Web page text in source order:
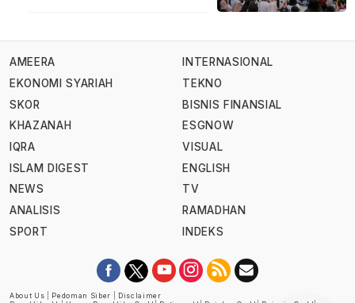
AMEERA
EKONOMI SYARIAH
SKOR
KHAZANAH
IQRA
ISLAM DIGEST
NEWS
ANALISIS
SPORT
INTERNASIONAL
TEKNO
BISNIS FINANSIAL
ESGNOW
VISUAL
ENGLISH
TV
RAMADHAN
INDEKS
About Us Pedoman Siber
Disclaimer